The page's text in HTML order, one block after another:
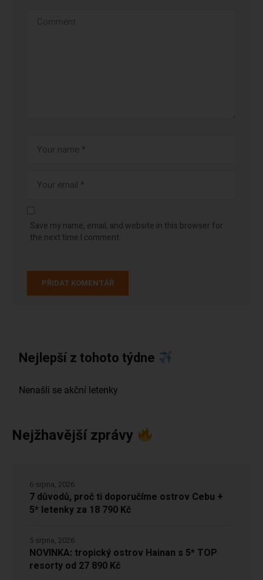
Save my name, email, and website in this browser for
the next time I comment.
Nejlepší z tohoto týdne
Nejžhavější zprávy
7 důvodů, proč ti doporučíme ostrov Cebu +
5* letenky za 18 790 Kč
6 srpna, 2026
NOVINKA: tropický ostrov Hainan s 5* TOP
resorty od 27 890 Kč
5 srpna, 2026